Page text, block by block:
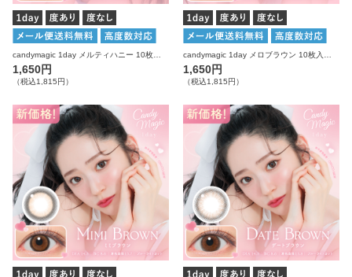
1,650円
（税込1,815円）
1,650円
（税込1,815円）